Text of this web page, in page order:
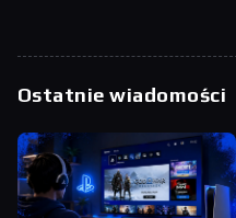
Ostatnie wiadomości